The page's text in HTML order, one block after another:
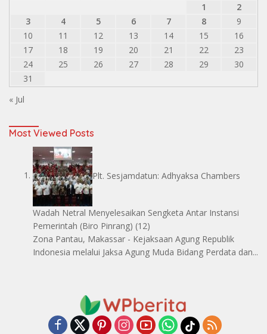
1
2
3
4 5 6 7 8
9
10
11 12 13 14 15
16
17
18 19 20 21 22
23
24
25 26 27 28 29
30
31
« Jul
Most Viewed Posts
Plt. Sesjamdatun: Adhyaksa Chambers
Wadah Netral Menyelesaikan Sengketa Antar Instansi
Pemerintah (Biro Pinrang) (12)
Zona Pantau, Makassar - Kejaksaan Agung Republik
Indonesia melalui Jaksa Agung Muda Bidang Perdata dan...